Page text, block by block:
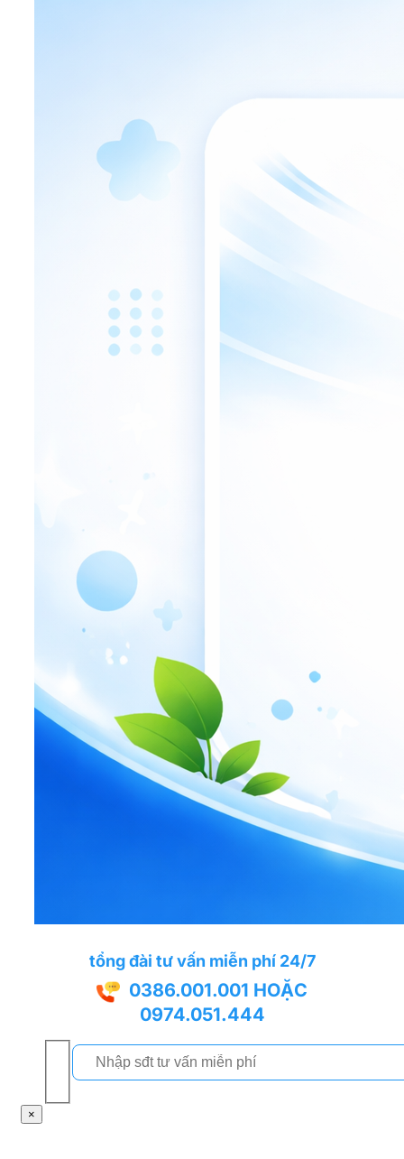
tổng đài tư vấn miễn phí 24/7
0386.001.001 HOẶC
0974.051.444
×